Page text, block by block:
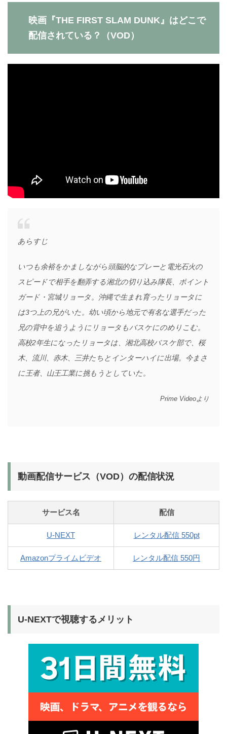
映画『THE FIRST SLAM DUNK』はどこで
配信されている？（VOD）
あらすじ
いつも余裕をかましながら頭脳的なプレーと電光石火の
スピードで相手を翻弄する湘北の切り込み隊長、ポイント
ガード・宮城リョータ。沖縄で生まれ育ったリョータに
は3つ上の兄がいた。幼い頃から地元で有名な選手だった
兄の背中を追うようにリョータもバスケにのめりこむ。
高校2年生になったリョータは、湘北高校バスケ部で、桜
木、流川、赤木、三井たちとインターハイに出場。今まさ
に王者、山王工業に挑もうとしていた。
Prime Videoより
動画配信サービス（VOD）の配信状況
サービス名 配信
U-NEXT レンタル配信 550pt
Amazonプライムビデオ レンタル配信 550円
U-NEXTで視聴するメリット